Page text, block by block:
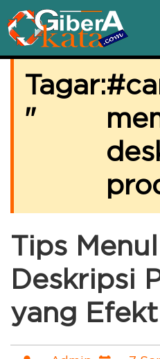
Tagar:
"
Tips
Deskripsi
yang